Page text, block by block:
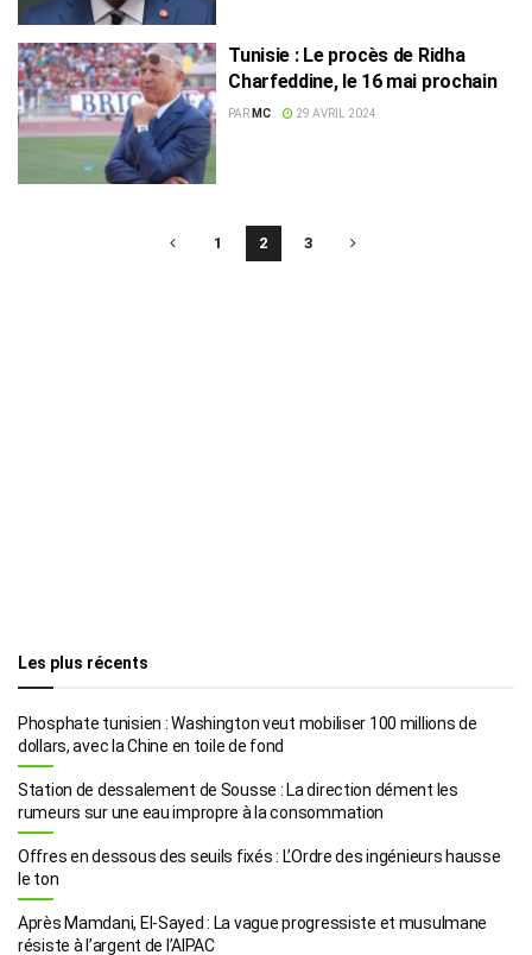
Tunisie : Le procès de Ridha
Charfeddine, le 16 mai prochain
PAR MC 29 AVRIL 2024
1 2 3
Les plus récents
Phosphate tunisien : Washington veut mobiliser 100 millions de
dollars, avec la Chine en toile de fond
Station de dessalement de Sousse : La direction dément les
rumeurs sur une eau impropre à la consommation
Offres en dessous des seuils fixés : L’Ordre des ingénieurs hausse
le ton
Après Mamdani, El-Sayed : La vague progressiste et musulmane
résiste à l’argent de l’AIPAC